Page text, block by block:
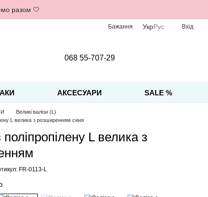
разом 🤍
Бажання УкрРус Вхід
068 55-707-29
АКСЕСУАРИ SALE %
Великі валізи (L)
L велика з розширенням синя
поліпропілену L велика з
FR-0113-L